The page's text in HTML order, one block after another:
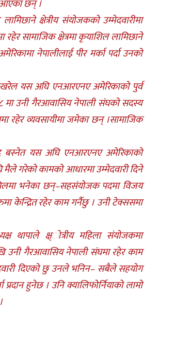
आएका छन् ।
क्षेत्रीय संयोजकको उम्मेदवारीमा
सामाजिक क्षेत्रमा कृयाशिल लामिछाने
नेपालीलाई पीर मर्का पर्दा उनको
यस अघि एनआरएनए अमेरिकाको पुर्व
मा उनी गैरआवासिय नेपाली संघको सदस्य
रहेर व्यवसायीमा जमेका छन् ।सामाजिक
यस अघि एनआरएनए अमेरिकाको
गरेको कामको आधारमा उम्मेदवारी दिने
भनेका छन्–सहसंयोजक पदमा विजय
केन्द्रित रहेर काम गर्नैछु । उनी टेक्ससमा
थापाले क्ष्ोत्रीय महिला संयोजकमा
उनी गैरआवासिय नेपाली संघमा रहेर काम
दिएको छु उनले भनिन– सबैले सहयोग
हुनेछ । उनि क्यालिफोर्नियाको लामो